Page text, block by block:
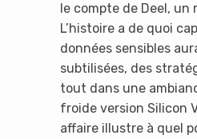
le compte de Deel, un
L’histoire a de quoi
données sensibles
subtilisées, des
tout dans une
froide version Silicon
affaire illustre à quel